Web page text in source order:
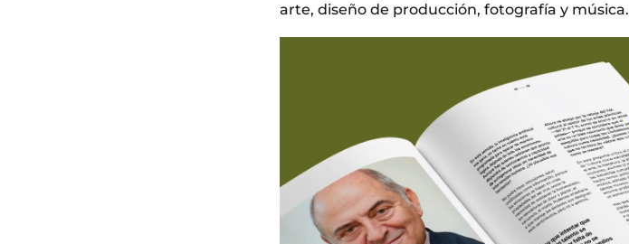
arte, diseño de producción, fotografía y música.